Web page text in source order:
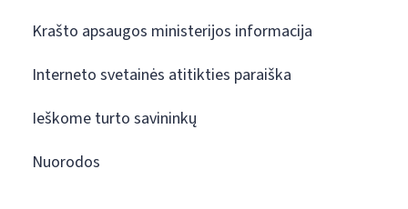
Krašto apsaugos ministerijos informacija
Interneto svetainės atitikties paraiška
Ieškome turto savininkų
Nuorodos